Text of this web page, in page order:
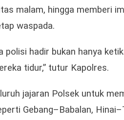
malam, hingga memberi
waspada.
polisi hadir bukan hanya
tidur,” tutur Kapolres.
jajaran Polsek untuk
Gebang–Babalan,